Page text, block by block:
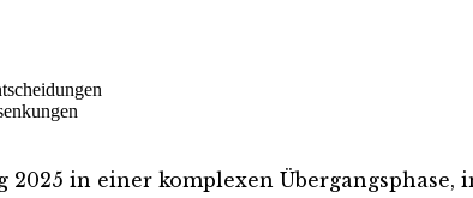
in einer komplexen